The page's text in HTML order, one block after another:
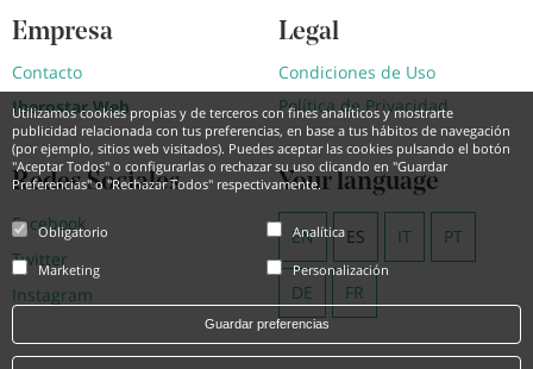
Utilizamos cookies propias y de terceros con fines analíticos y mostrarte
publicidad relacionada con tus preferencias, en base a tus hábitos de navegación
(por ejemplo, sitios web visitados). Puedes aceptar las cookies pulsando el botón
"Aceptar Todos" o configurarlas o rechazar su uso clicando en "Guardar
Preferencias" o "Rechazar Todos" respectivamente.
Obligatorio Analítica
Marketing Personalización
Guardar preferencias
Empresa
Contacto
Iberostar Web
Legal
Condiciones de Uso
Política de Privacidad
Redes Sociales
Facebook
Twitter
Instagram
Your language
EN ES IT PT
DE FR